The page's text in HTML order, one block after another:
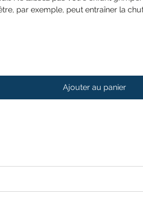
par exemple, peut entraîner la
Ajouter au panier